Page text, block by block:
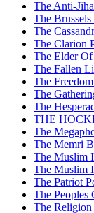
The Anti-
The Brussels
The
The Clarion
The Elder
The Fallen
The
The
The
THE
The
The Memri
The Muslim
The Muslim
The Patriot
The Peoples
The Religion